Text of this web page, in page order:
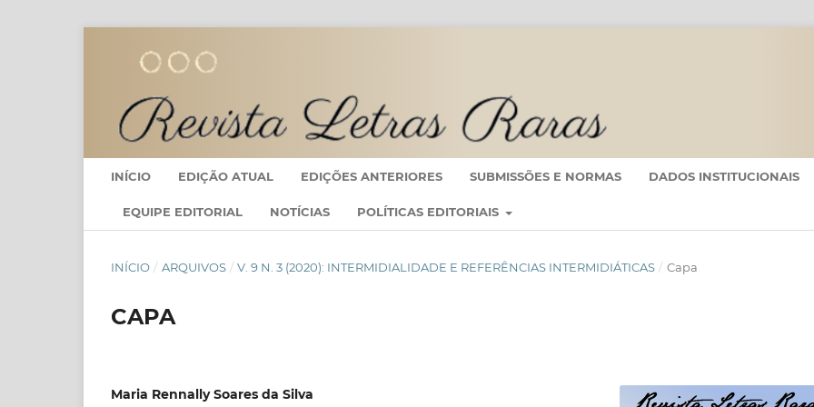
INÍCIO EDIÇÃO ATUAL EDIÇÕES ANTERIORES SUBMISSÕES E NORMAS DADOS INSTITUCIONAIS
EQUIPE EDITORIAL NOTÍCIAS POLÍTICAS EDITORIAIS
INÍCIO / ARQUIVOS / V. 9 N. 3 (2020): INTERMIDIALIDADE E REFERÊNCIAS INTERMIDIÁTICAS / Capa
CAPA
Maria Rennally Soares da Silva